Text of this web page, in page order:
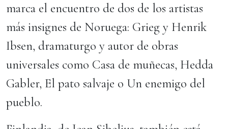
marca el encuentro de dos de los artistas
más insignes de Noruega: Grieg y Henrik
Ibsen, dramaturgo y autor de obras
universales como Casa de muñecas, Hedda
Gabler, El pato salvaje o Un enemigo del
pueblo.